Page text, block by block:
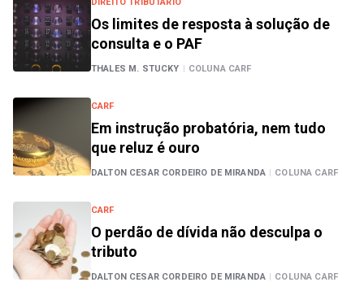
Os limites de resposta à solução de
consulta e o PAF
THALES M. STUCKY | COLUNA CARF
CARF
Em instrução probatória, nem tudo
que reluz é ouro
DALTON CESAR CORDEIRO DE MIRANDA | COLUNA CARF
CARF
O perdão de dívida não desculpa o
tributo
DALTON CESAR CORDEIRO DE MIRANDA | COLUNA CARF